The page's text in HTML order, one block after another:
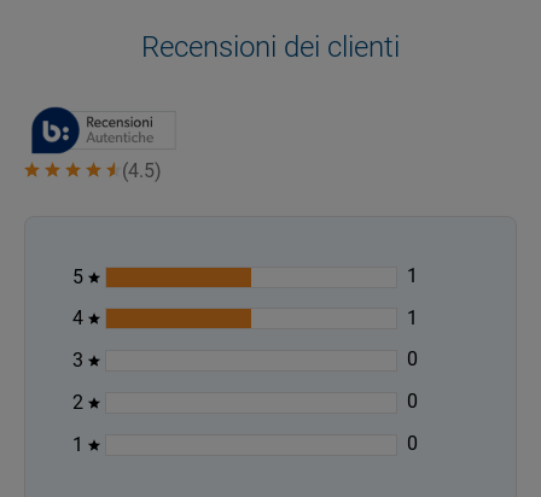
Recensioni dei clienti
(4.5)
5
1
4
1
3
0
2
0
1
0